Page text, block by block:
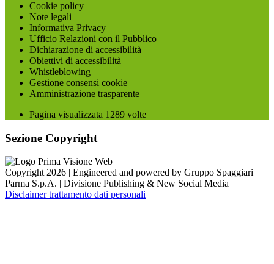
Cookie policy
Note legali
Informativa Privacy
Ufficio Relazioni con il Pubblico
Dichiarazione di accessibilità
Obiettivi di accessibilità
Whistleblowing
Gestione consensi cookie
Amministrazione trasparente
Pagina visualizzata 1289 volte
Sezione Copyright
Copyright 2026 | Engineered and powered by Gruppo Spaggiari
Parma S.p.A. | Divisione Publishing & New Social Media
Disclaimer trattamento dati personali